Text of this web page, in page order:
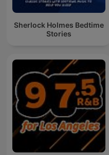
Sherlock Holmes Bedtime
Stories